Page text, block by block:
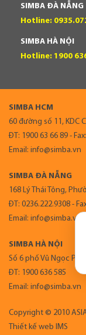
SIMBA ĐÀ NẴNG
Hotline:
SIMBA HÀ NỘI
Hotline: 1900
SIMBA HCM
60 đường số 11, KDC
ĐT: 1900 63 66 89 -
Email: info@simba.vn
SIMBA ĐÀ NẴNG
168 Lý Thái Tông,
ĐT: 0236.222.9308 -
Email: info@simba.vn
SIMBA HÀ NỘI
Số 6 phố Vũ Ngọc
ĐT: 1900 636 585
Email: info@simba.vn
Copyright © 2010
Thiết kế web IMS